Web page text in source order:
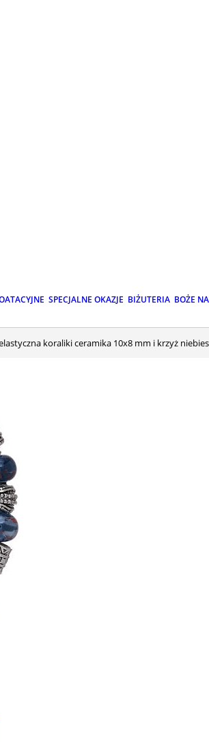
SPECJALNE OKAZJE BIŻUTERIA BOŻE
elastyczna koraliki ceramika 10x8 mm i krzyż